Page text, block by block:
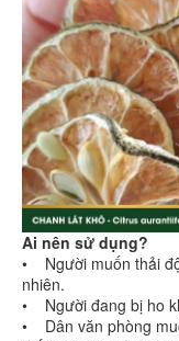
Ai nên sử dụng?
• Người muốn thải
nhiên.
• Người đang bị ho
• Dân văn phòng